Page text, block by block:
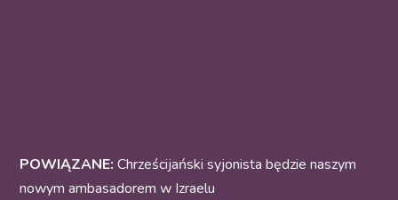
POWIĄZANE: Chrześcijański syjonista będzie naszym
nowym ambasadorem w Izraelu